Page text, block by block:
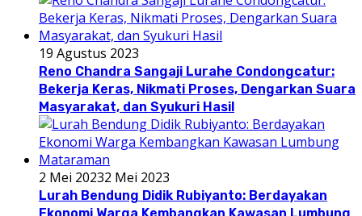
19 Agustus 2023
Reno Chandra Sangaji Lurahe Condongcatur:
Bekerja Keras, Nikmati Proses, Dengarkan Suara
Masyarakat, dan Syukuri Hasil
2 Mei 20232 Mei 2023
Lurah Bendung Didik Rubiyanto: Berdayakan
Ekonomi Warga Kembangkan Kawasan Lumbung